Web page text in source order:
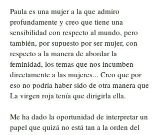
Paula es una mujer a la que admiro
profundamente y creo que tiene una
sensibilidad con respecto al mundo, pero
también, por supuesto por ser mujer, con
respecto a la manera de abordar la
feminidad, los temas que nos incumben
directamente a las mujeres... Creo que por
eso no podría haber sido de otra manera que
La virgen roja tenía que dirigirla ella.
Me ha dado la oportunidad de interpretar un
papel que quizá no está tan a la orden del